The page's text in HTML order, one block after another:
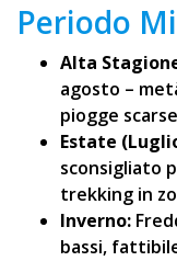
Periodo
Alta
agosto –
piogge
Estate
sconsigliato
trekking in
Inverno:
bassi,